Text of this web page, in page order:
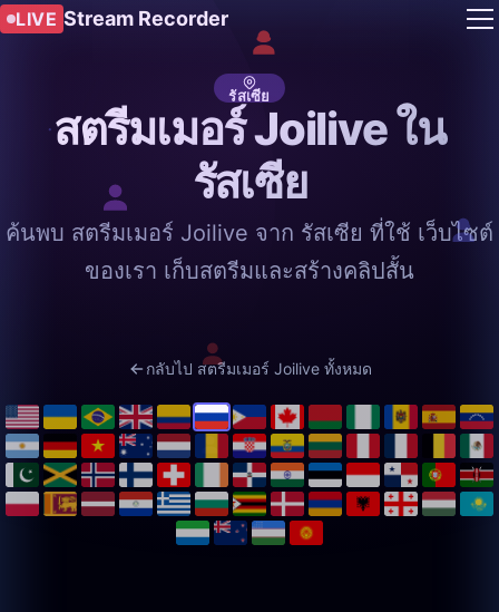
LIVE Stream Recorder
รัสเซีย
สตรีมเมอร์ Joilive ใน
รัสเซีย
ค้นพบ สตรีมเมอร์ Joilive จาก รัสเซีย ที่ใช้ เว็บไซต์
ของเรา เก็บสตรีมและสร้างคลิปสั้น
กลับไป สตรีมเมอร์ Joilive ทั้งหมด